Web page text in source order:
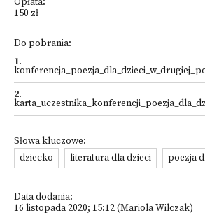
Opłata:
150 zł
Do pobrania:
1.
2.
Słowa kluczowe:
dziecko
literatura dla dzieci poezja
Data dodania:
16 listopada 2020; 15:12 (Mariola Wilczak)